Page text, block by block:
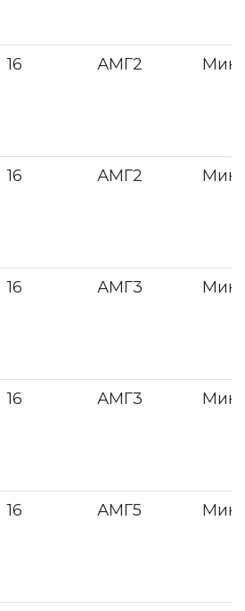
16 АМГ2
16 АМГ2
16 АМГ3
16 АМГ3
16 АМГ5